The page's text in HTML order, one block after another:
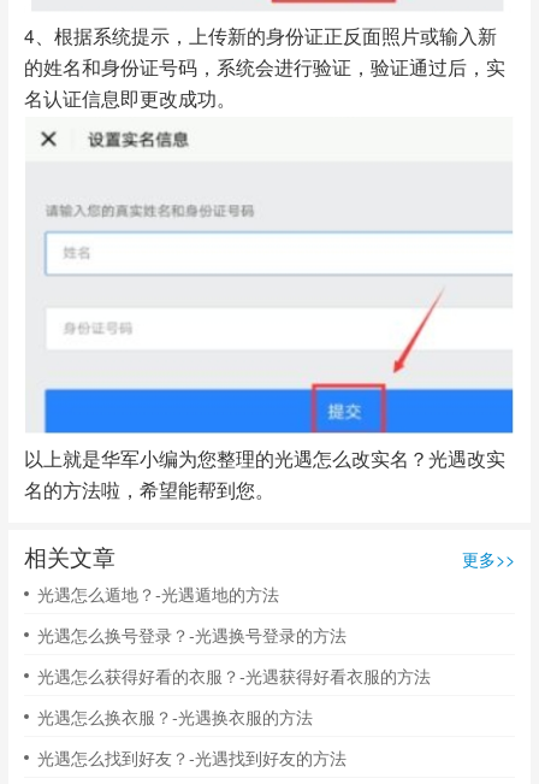
4、根据系统提示，上传新的身份证正反面照片或输入新
的姓名和身份证号码，系统会进行验证，验证通过后，实
名认证信息即更改成功。
以上就是华军小编为您整理的光遇怎么改实名？光遇改实
名的方法啦，希望能帮到您。
相关文章
更多>>
光遇怎么遁地？-光遇遁地的方法
光遇怎么换号登录？-光遇换号登录的方法
光遇怎么获得好看的衣服？-光遇获得好看衣服的方法
光遇怎么换衣服？-光遇换衣服的方法
光遇怎么找到好友？-光遇找到好友的方法